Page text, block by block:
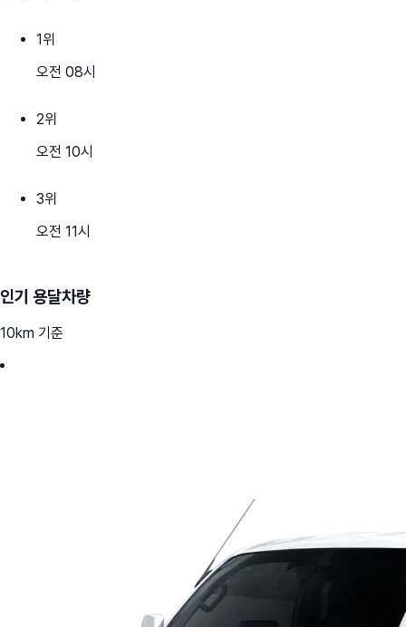
1위
오전 08시
2위
오전 10시
3위
오전 11시
인기 용달차량
10km 기준